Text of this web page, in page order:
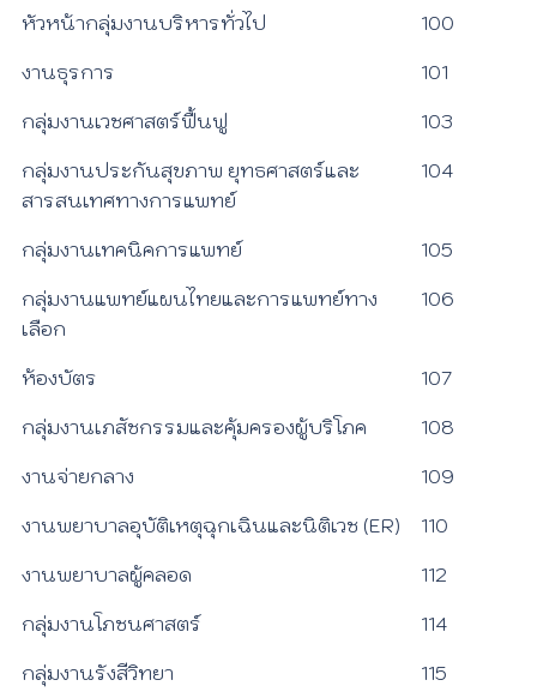
หัวหน้ากลุ่มงานบริหารทั่วไป 100
งานธุรการ 101
กลุ่มงานเวชศาสตร์ฟื้นฟู 103
กลุ่มงานประกันสุขภาพ ยุทธศาสตร์และ
สารสนเทศทางการแพทย์
104
กลุ่มงานเทคนิคการแพทย์ 105
กลุ่มงานแพทย์แผนไทยและการแพทย์ทาง
เลือก
106
ห้องบัตร 107
กลุ่มงานเภสัชกรรมและคุ้มครองผู้บริโภค 108
งานจ่ายกลาง 109
งานพยาบาลอุบัติเหตุฉุกเฉินและนิติเวช (ER) 110
งานพยาบาลผู้คลอด 112
กลุ่มงานโภชนศาสตร์ 114
กลุ่มงานรังสีวิทยา 115